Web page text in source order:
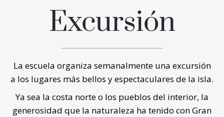
Excursión
La escuela organiza semanalmente una excursión
a los lugares más bellos y espectaculares de la isla.
Ya sea la costa norte o los pueblos del interior, la
generosidad que la naturaleza ha tenido con Gran